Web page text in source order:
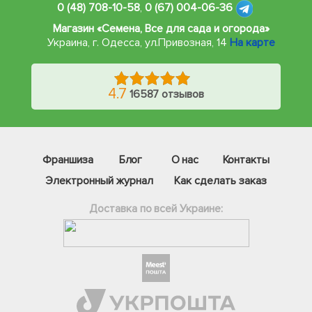
0 (48) 708-10-58, 0 (67) 004-06-36
Магазин «Семена, Все для сада и огорода»
Украина, г. Одесса, ул.Привозная, 14 На карте
4.7 16587 отзывов
Франшиза Блог О нас
Контакты
Электронный журнал
Как сделать заказ
Доставка по всей Украине: